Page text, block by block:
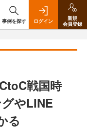
事例を探す ログイン
新規
会員登録
戦国時
やLINE
る